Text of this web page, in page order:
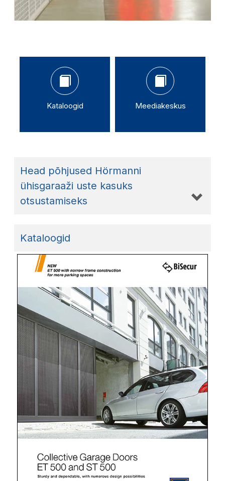
Kataloogid Meediakeskus
Head põhjused Hörmanni
ühisgaraaži uste kasuks
otsustamiseks
Kataloogid